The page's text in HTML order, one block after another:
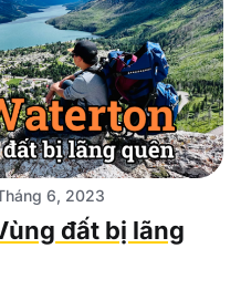
6, 2023
đất bị lãng